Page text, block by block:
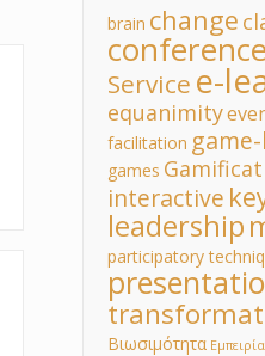
brain change
conference
Service e-
equanimity
facilitation
games
interactive
leadership
participatory
Βιωσιμότητα